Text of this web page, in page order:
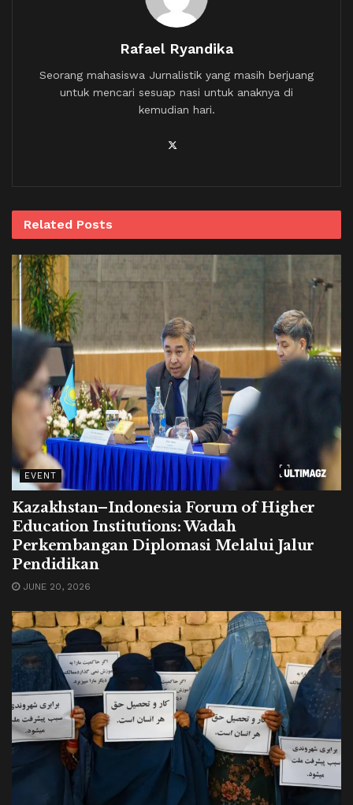
Rafael Ryandika
Seorang mahasiswa Jurnalistik yang masih berjuang
untuk mencari sesuap nasi untuk anaknya di
kemudian hari.
Related Posts
EVENT
Kazakhstan–Indonesia Forum of Higher
Education Institutions: Wadah
Perkembangan Diplomasi Melalui Jalur
Pendidikan
JUNE 20, 2026